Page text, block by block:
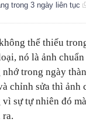
trong 3 ngày liên tục
thể thiếu
nó là ảnh
trong ngày
chỉnh sửa thì ảnh
sự tự nhiên đó